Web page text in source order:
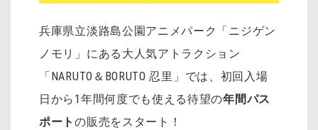
兵庫県立淡路島公園アニメパーク「ニジゲン
ノモリ」にある大人気アトラクション
「NARUTO＆BORUTO 忍里」では、初回入場
日から1年間何度でも使える待望の年間パス
ポートの販売をスタート！